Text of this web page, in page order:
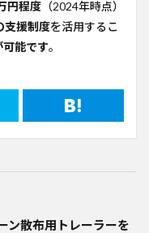
円程度 （2024年時点）
支援制度を活用するこ
能です。
ン散布用トレーラーを